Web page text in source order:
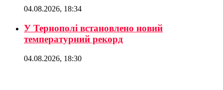
04.08.2026, 18:34
У Тернополі встановлено новий
температурний рекорд
04.08.2026, 18:30